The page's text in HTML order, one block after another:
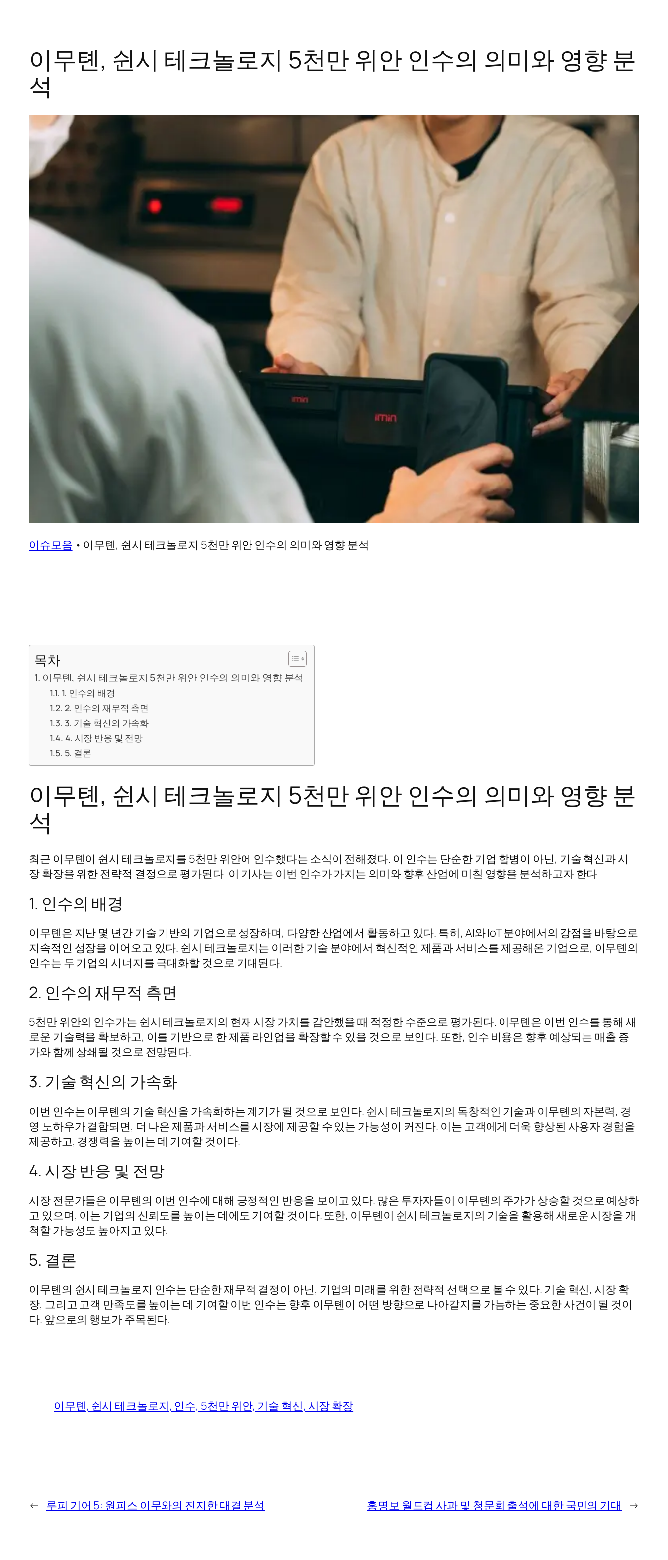
이무톈, 쉰시 테크놀로지 5천만 위안 인수의 의미와 영향 분
석
이슈모음 • 이무톈, 쉰시 테크놀로지 5천만 위안 인수의 의미와 영향 분석
목차
이무톈, 쉰시 테크놀로지 5천만 위안 인수의 의미와 영향 분석
1. 인수의 배경
2. 인수의 재무적 측면
3. 기술 혁신의 가속화
4. 시장 반응 및 전망
5. 결론
이무톈, 쉰시 테크놀로지 5천만 위안 인수의 의미와 영향 분
석
최근 이무톈이 쉰시 테크놀로지를 5천만 위안에 인수했다는 소식이 전해졌다. 이 인수는 단순한 기업 합병이 아닌, 기술 혁신과 시
장 확장을 위한 전략적 결정으로 평가된다. 이 기사는 이번 인수가 가지는 의미와 향후 산업에 미칠 영향을 분석하고자 한다.
1. 인수의 배경
이무톈은 지난 몇 년간 기술 기반의 기업으로 성장하며, 다양한 산업에서 활동하고 있다. 특히, AI와 IoT 분야에서의 강점을 바탕으로
지속적인 성장을 이어오고 있다. 쉰시 테크놀로지는 이러한 기술 분야에서 혁신적인 제품과 서비스를 제공해온 기업으로, 이무톈의
인수는 두 기업의 시너지를 극대화할 것으로 기대된다.
2. 인수의 재무적 측면
5천만 위안의 인수가는 쉰시 테크놀로지의 현재 시장 가치를 감안했을 때 적정한 수준으로 평가된다. 이무톈은 이번 인수를 통해 새
로운 기술력을 확보하고, 이를 기반으로 한 제품 라인업을 확장할 수 있을 것으로 보인다. 또한, 인수 비용은 향후 예상되는 매출 증
가와 함께 상쇄될 것으로 전망된다.
3. 기술 혁신의 가속화
이번 인수는 이무톈의 기술 혁신을 가속화하는 계기가 될 것으로 보인다. 쉰시 테크놀로지의 독창적인 기술과 이무톈의 자본력, 경
영 노하우가 결합되면, 더 나은 제품과 서비스를 시장에 제공할 수 있는 가능성이 커진다. 이는 고객에게 더욱 향상된 사용자 경험을
제공하고, 경쟁력을 높이는 데 기여할 것이다.
4. 시장 반응 및 전망
시장 전문가들은 이무톈의 이번 인수에 대해 긍정적인 반응을 보이고 있다. 많은 투자자들이 이무톈의 주가가 상승할 것으로 예상하
고 있으며, 이는 기업의 신뢰도를 높이는 데에도 기여할 것이다. 또한, 이무톈이 쉰시 테크놀로지의 기술을 활용해 새로운 시장을 개
척할 가능성도 높아지고 있다.
5. 결론
이무톈의 쉰시 테크놀로지 인수는 단순한 재무적 결정이 아닌, 기업의 미래를 위한 전략적 선택으로 볼 수 있다. 기술 혁신, 시장 확
장, 그리고 고객 만족도를 높이는 데 기여할 이번 인수는 향후 이무톈이 어떤 방향으로 나아갈지를 가늠하는 중요한 사건이 될 것이
다. 앞으로의 행보가 주목된다.
이무톈, 쉰시 테크놀로지, 인수, 5천만 위안, 기술 혁신, 시장 확장
← 루피 기어 5: 원피스 이무와의 진지한 대결 분석 홍명보 월드컵 사과 및 청문회 출석에 대한 국민의 기대 →